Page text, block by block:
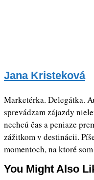
Jana Kristeková
Marketérka. Delegátka.
sprevádzam zájazdy
nechcú čas a peniaze
zážitkom v destinácii.
momentoch, na ktoré
You Might Also